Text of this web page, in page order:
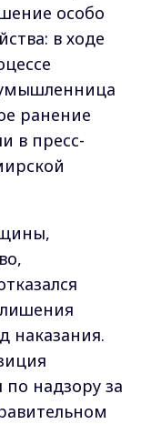
особо
в ходе
ранение
в пресс-
наказания.
надзору за